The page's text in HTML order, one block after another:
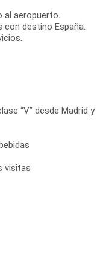
al aeropuerto.
con destino España.
“V” desde Madrid y
visitas